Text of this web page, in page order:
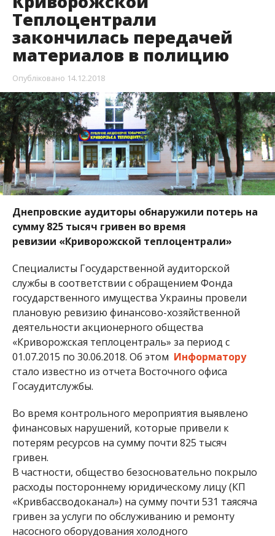
Теплоцентрали
закончилась передачей
материалов в полицию
Опубліковано 14.12.2018
Днепровские аудиторы обнаружили потерь на
сумму 825 тысяч гривен во время
ревизии «Криворожской теплоцентрали»
Специалисты Государственной аудиторской
службы в соответствии с обращением Фонда
государственного имущества Украины провели
плановую ревизию финансово-хозяйственной
деятельности акционерного общества
«Криворожская теплоцентраль» за период с
01.07.2015 по 30.06.2018. Об этом Информатору
стало известно из отчета Восточного офиса
Госаудитслужбы.
Во время контрольного мероприятия выявлено
финансовых нарушений, которые привели к
потерям ресурсов на сумму почти 825 тысяч
гривен.
В частности, общество безосновательно покрыло
расходы постороннему юридическому лицу (КП
«Кривбассводоканал») на сумму почти 531 таясяча
гривен за услуги по обслуживанию и ремонту
насосного оборудования холодного